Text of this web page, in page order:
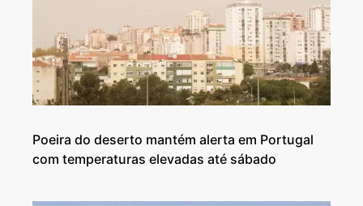
Poeira do deserto mantém alerta em Portugal
com temperaturas elevadas até sábado